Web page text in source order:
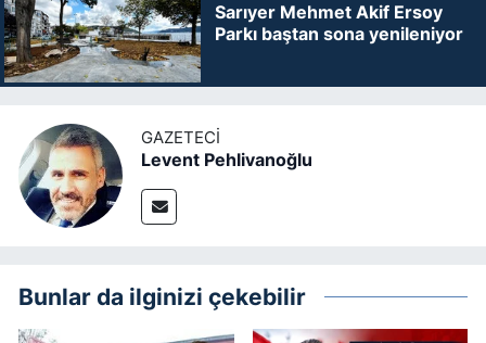
Sarıyer Mehmet Akif Ersoy
Parkı baştan sona yenileniyor
GAZETECI
Levent Pehlivanoğlu
Bunlar da ilginizi çekebilir